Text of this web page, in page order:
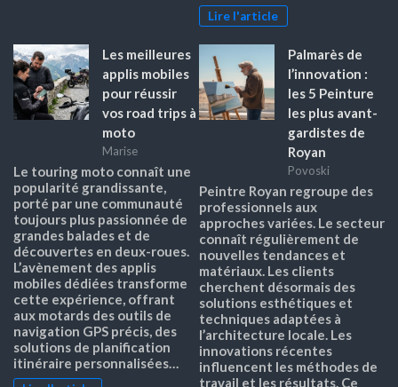
Lire l'article
Les meilleures
applis mobiles
pour réussir
vos road trips à
moto
Marise
Le touring moto connaît une
popularité grandissante,
porté par une communauté
toujours plus passionnée de
grandes balades et de
découvertes en deux-roues.
L’avènement des applis
mobiles dédiées transforme
cette expérience, offrant
aux motards des outils de
navigation GPS précis, des
solutions de planification
itinéraire personnalisées…
Palmarès de
l’innovation :
les 5 Peinture
les plus avant-
gardistes de
Royan
Povoski
Peintre Royan regroupe des
professionnels aux
approches variées. Le secteur
connaît régulièrement de
nouvelles tendances et
matériaux. Les clients
cherchent désormais des
solutions esthétiques et
techniques adaptées à
l’architecture locale. Les
innovations récentes
influencent les méthodes de
travail et les résultats. Ce